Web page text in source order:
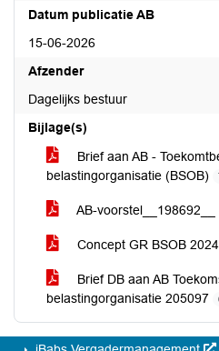
Datum publicatie AB
15-06-2026
Afzender
Dagelijks bestuur
Bijlage(s)
Brief aan AB -
belastingorganisatie (BSOB)
AB-
Concept GR BSOB 2024
Brief DB aan AB
belastingorganisatie 205097